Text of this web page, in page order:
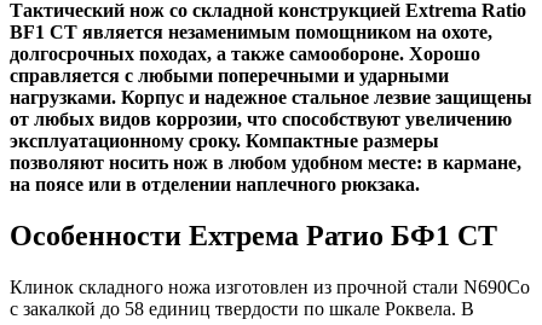
Тактический нож со складной конструкцией Extrema Ratio
BF1 CT является незаменимым помощником на охоте,
долгосрочных походах, а также самообороне. Хорошо
справляется с любыми поперечными и ударными
нагрузками. Корпус и надежное стальное лезвие защищены
от любых видов коррозии, что способствуют увеличению
эксплуатационному сроку. Компактные размеры
позволяют носить нож в любом удобном месте: в кармане,
на поясе или в отделении наплечного рюкзака.
Особенности Ехтрема Ратио БФ1 СТ
Клинок складного ножа изготовлен из прочной стали N690Co
с закалкой до 58 единиц твердости по шкале Роквела. В